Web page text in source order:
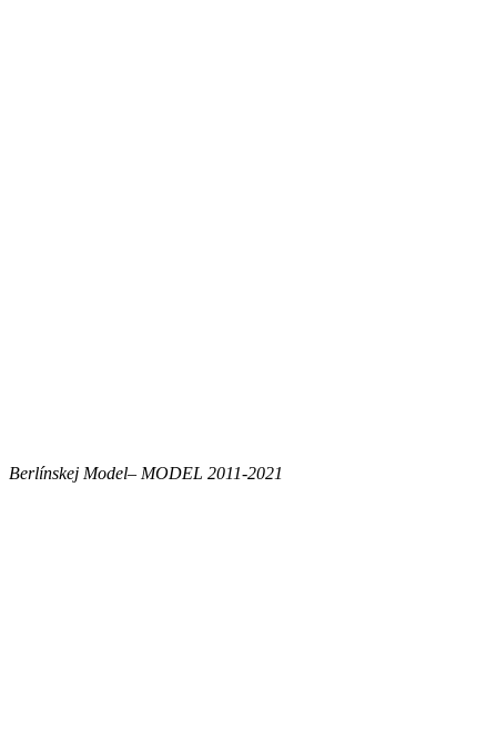
Berlínskej Model– MODEL 2011-2021